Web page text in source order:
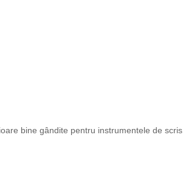
bine gândite pentru instrumentele de scris.